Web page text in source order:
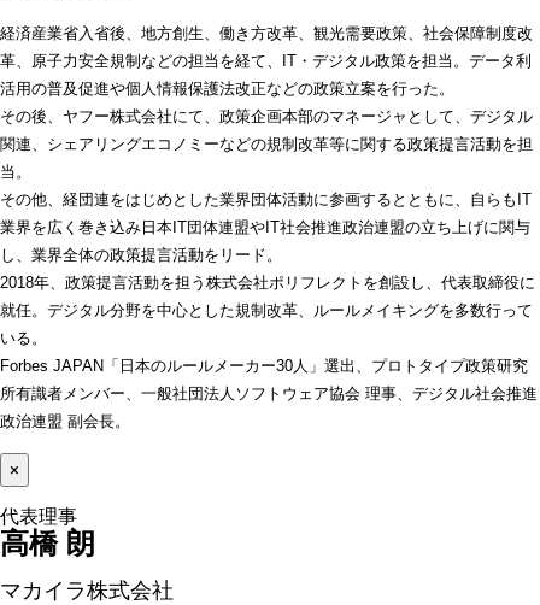
経済産業省入省後、地方創生、働き方改革、観光需要政策、社会保障制度改
革、原子力安全規制などの担当を経て、IT・デジタル政策を担当。データ利
活用の普及促進や個人情報保護法改正などの政策立案を行った。
その後、ヤフー株式会社にて、政策企画本部のマネージャとして、デジタル
関連、シェアリングエコノミーなどの規制改革等に関する政策提言活動を担
当。
その他、経団連をはじめとした業界団体活動に参画するとともに、自らもIT
業界を広く巻き込み日本IT団体連盟やIT社会推進政治連盟の立ち上げに関与
し、業界全体の政策提言活動をリード。
2018年、政策提言活動を担う株式会社ポリフレクトを創設し、代表取締役に
就任。デジタル分野を中心とした規制改革、ルールメイキングを多数行って
いる。
Forbes JAPAN「日本のルールメーカー30人」選出、プロトタイプ政策研究
所有識者メンバー、一般社団法人ソフトウェア協会 理事、デジタル社会推進
政治連盟 副会長。
×
高橋 朗
マカイラ株式会社